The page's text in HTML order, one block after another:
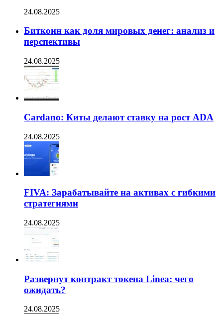
24.08.2025
Биткоин как доля мировых денег: анализ и
перспективы
24.08.2025
Cardano: Киты делают ставку на рост ADA
24.08.2025
FIVA: Зарабатывайте на активах с гибкими
стратегиями
24.08.2025
Развернут контракт токена Linea: чего
ожидать?
24.08.2025